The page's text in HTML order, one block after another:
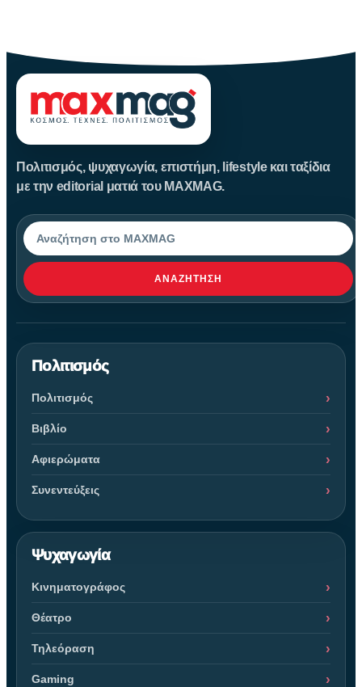
Πολιτισμός, ψυχαγωγία, επιστήμη, lifestyle και ταξίδια
με την editorial ματιά του MAXMAG.
Αναζήτηση
ΑΝΑΖΉΤΗΣΗ
Πολιτισμός
Πολιτισμός
Βιβλίο
Αφιερώματα
Συνεντεύξεις
Ψυχαγωγία
Κινηματογράφος
Θέατρο
Τηλεόραση
Gaming